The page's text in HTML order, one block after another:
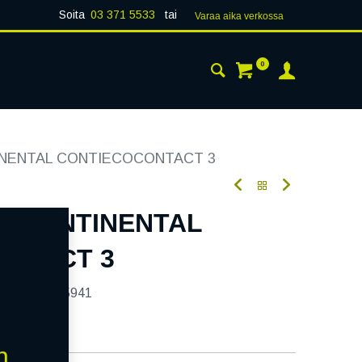
Soita 03 371 5533 tai Varaa aika verk​​​​ossa
0
CONTIECOCONTACT 3
CONTINENTAL
3
255941